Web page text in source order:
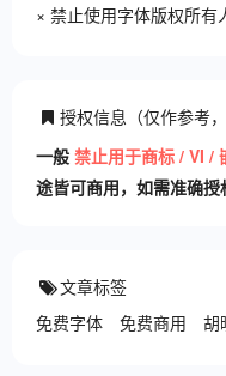
× 禁止使用字体版权所
授权信息（仅作参考
一般 禁止用于商标 / VI /
途皆可商用，如需准确授
文章标签
免费字体
免费商用 胡